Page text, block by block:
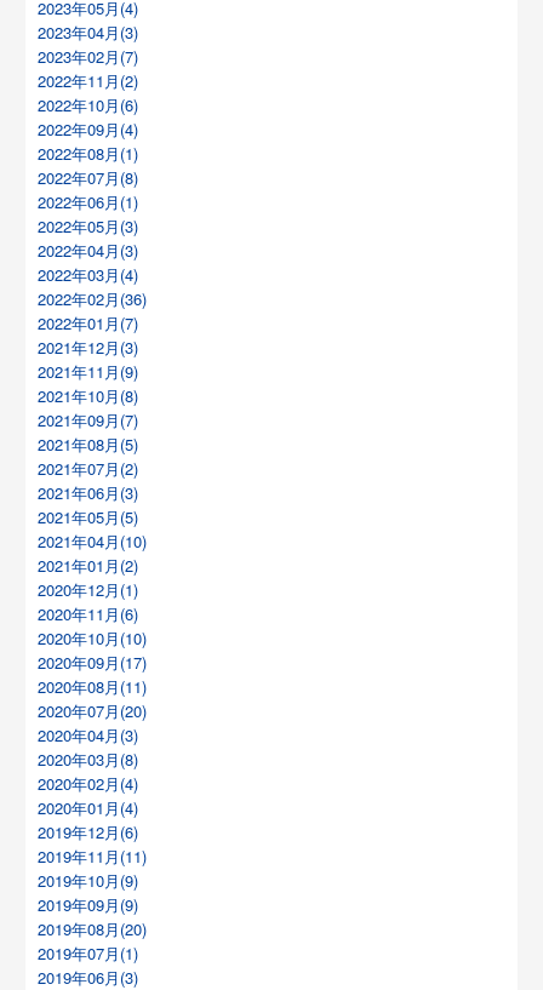
2023年05月(4)
2023年04月(3)
2023年02月(7)
2022年11月(2)
2022年10月(6)
2022年09月(4)
2022年08月(1)
2022年07月(8)
2022年06月(1)
2022年05月(3)
2022年04月(3)
2022年03月(4)
2022年02月(36)
2022年01月(7)
2021年12月(3)
2021年11月(9)
2021年10月(8)
2021年09月(7)
2021年08月(5)
2021年07月(2)
2021年06月(3)
2021年05月(5)
2021年04月(10)
2021年01月(2)
2020年12月(1)
2020年11月(6)
2020年10月(10)
2020年09月(17)
2020年08月(11)
2020年07月(20)
2020年04月(3)
2020年03月(8)
2020年02月(4)
2020年01月(4)
2019年12月(6)
2019年11月(11)
2019年10月(9)
2019年09月(9)
2019年08月(20)
2019年07月(1)
2019年06月(3)